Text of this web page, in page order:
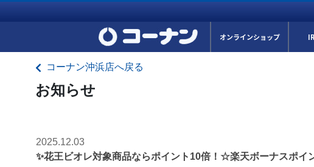
オンラインショップ
コーナン沖浜店へ戻る
お知らせ
2025.12.03
✨花王ビオレ対象商品ならポイント10倍！☆楽天ボーナスポ